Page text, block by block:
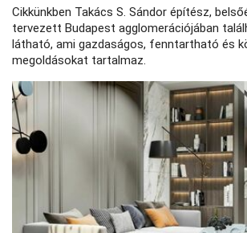
Cikkünkben Takács S. Sándor építész,
tervezett Budapest agglomerációjában
látható, ami gazdaságos, fenntartható és
megoldásokat tartalmaz.